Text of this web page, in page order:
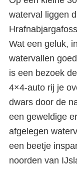
waterval liggen
Wat een geluk,
watervallen
is een bezoek
4×4-auto rij je
dwars door de
een geweldige
afgelegen
een beetje
noorden van